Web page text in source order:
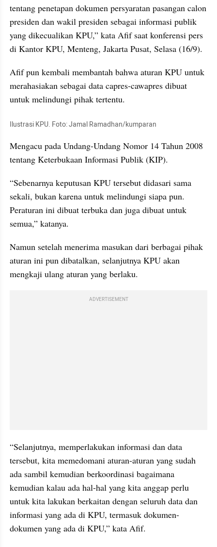
tentang penetapan dokumen persyaratan pasangan calon
presiden dan wakil presiden sebagai informasi publik
yang dikecualikan KPU,” kata Afif saat konferensi pers
di Kantor KPU, Menteng, Jakarta Pusat, Selasa (16/9).
Afif pun kembali membantah bahwa aturan KPU untuk
merahasiakan sebagai data capres-cawapres dibuat
untuk melindungi pihak tertentu.
Ilustrasi KPU. Foto: Jamal Ramadhan/kumparan
Mengacu pada Undang-Undang Nomor 14 Tahun 2008
tentang Keterbukaan Informasi Publik (KIP).
“Sebenarnya keputusan KPU tersebut didasari sama
sekali, bukan karena untuk melindungi siapa pun.
Peraturan ini dibuat terbuka dan juga dibuat untuk
semua,” katanya.
Namun setelah menerima masukan dari berbagai pihak
aturan ini pun dibatalkan, selanjutnya KPU akan
mengkaji ulang aturan yang berlaku.
ADVERTISEMENT
“Selanjutnya, memperlakukan informasi dan data
tersebut, kita memedomani aturan-aturan yang sudah
ada sambil kemudian berkoordinasi bagaimana
kemudian kalau ada hal-hal yang kita anggap perlu
untuk kita lakukan berkaitan dengan seluruh data dan
informasi yang ada di KPU, termasuk dokumen-
dokumen yang ada di KPU,” kata Afif.